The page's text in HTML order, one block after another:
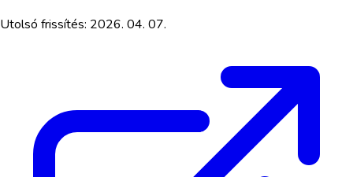
Utolsó frissítés: 2026. 04. 07.